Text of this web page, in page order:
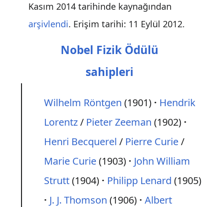
Kasım 2014 tarihinde kaynağından
arşivlendi. Erişim tarihi: 11 Eylül 2012.
Nobel Fizik Ödülü
sahipleri
Wilhelm Röntgen (1901)
Hendrik
Lorentz/ Pieter Zeeman (1902)
Henri Becquerel / Pierre Curie/
Marie Curie(1903)
John William
Strutt(1904) Philipp Lenard (1905)
J. J. Thomson (1906) Albert